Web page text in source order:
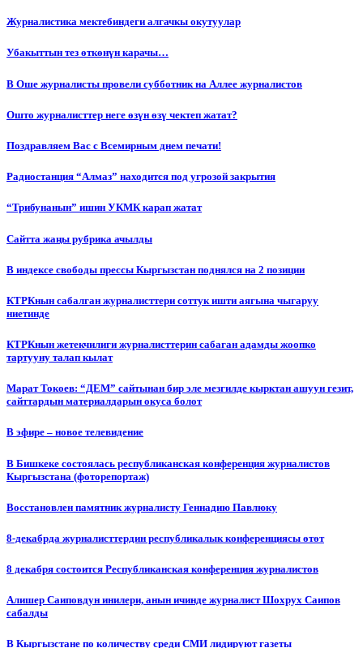
Журналистика мектебиндеги алгачкы окутуулар
Убакыттын тез өткөнүн карачы…
В Оше журналисты провели субботник на Аллее журналистов
Ошто журналисттер неге өзүн өзү чектеп жатат?
Поздравляем Вас с Всемирным днем печати!
Радиостанция “Алмаз” находится под угрозой закрытия
“Трибунанын” ишин УКМК карап жатат
Сайтта жаңы рубрика ачылды
В индексе свободы прессы Кыргызстан поднялся на 2 позиции
КТРКнын сабалган журналисттери соттук ишти аягына чыгаруу
ниетинде
КТРКнын жетекчилиги журналисттерин сабаган адамды жоопко
тартууну талап кылат
Марат Токоев: “ДЕМ” сайтынан бир эле мезгилде кырктан ашуун гезит,
сайттардын материалдарын окуса болот
В эфире – новое телевидение
В Бишкеке состоялась республиканская конференция журналистов
Кыргызстана (фоторепортаж)
Восстановлен памятник журналисту Геннадию Павлюку
8-декабрда журналисттердин республикалык конференциясы өтөт
8 декабря состоится Республиканская конференция журналистов
Алишер Саиповдун инилери, анын ичинде журналист Шохрух Саипов
сабалды
В Кыргызстане по количеству среди СМИ лидируют газеты